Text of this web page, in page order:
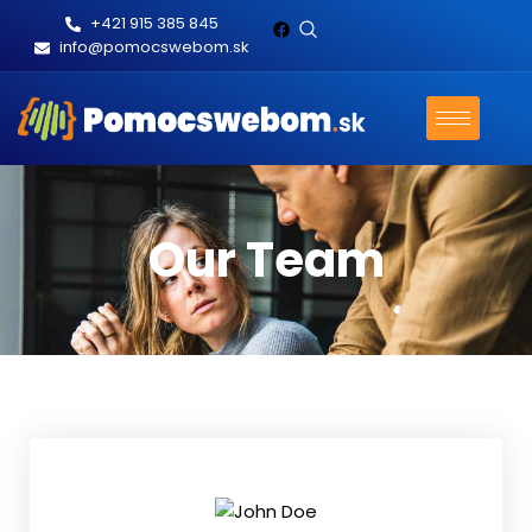
+421 915 385 845
info@pomocswebom.sk
Our Team